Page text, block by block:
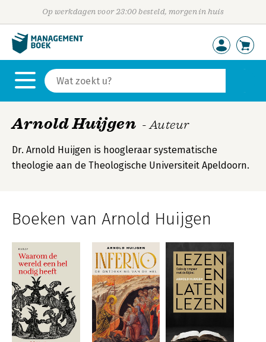
Op werkdagen voor 23:00 besteld, morgen in huis
Arnold Huijgen - Auteur
Dr. Arnold Huijgen is hoogleraar systematische
theologie aan de Theologische Universiteit Apeldoorn.
Boeken van Arnold Huijgen